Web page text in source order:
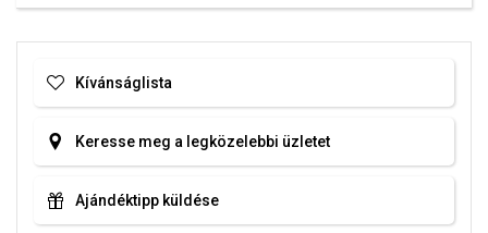
Kívánságlista
Keresse meg a legközelebbi üzletet
Ajándéktipp küldése